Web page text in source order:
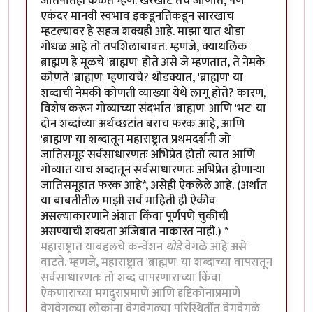
एकंदर मानवी स्वभाव इकडूनतिकडून सारखाच
म्हटल्यावर हे सहज शक्यही आहे. माझा यात थोडा
गोंधळ आहे तो तपशिलाबाबत. म्हणजे, क्याथलिक
ब्राह्मण हे मूळचे 'ब्राह्मण' होते असे जे म्हणतात, ते नेमके
कोणते 'ब्राह्मण' म्हणायचे? थोडक्यात, 'ब्राह्मण' या
शब्दाची नेमकी कोणती व्याख्या येथे लागू होते? कारण,
विशेष करून गोव्याच्या संदर्भात 'ब्राह्मण' आणि 'भट' या
दोन शब्दांच्या अर्थच्छटांत बराच फरक आहे, आणि
'ब्राह्मण' या शब्दातून महाराष्ट्रात प्रथमदर्शनी जो
जातिसमूह सर्वसाधारणतः अभिप्रेत होतो त्यात आणि
गोव्यात याच शब्दातून सर्वसाधारणतः अभिप्रेत होणार्‍या
जातिसमूहात फरक आहे*, असेही ऐकलेले आहे. (अर्थात
या बाबतीतील माझी सर्व माहिती ही ऐकीव
असल्याकारणाने अंशतः किंवा पूर्णपणे चुकीची
असण्याची शक्यता अजिबात नाकारत नाही.) *
महाराष्ट्रात याबद्दलचे कन्वेंशन थोडेवेगळे आहे असे
वाटते. म्हणजे, महाराष्ट्रात 'ब्राह्मण' या शब्दाच्या वापरातून
सर्वसाधारणतः तो शब्द वापरणाराच्या किंवा
ऐकणाराच्या मगदुराप्रमाणे आणि दृष्टिकोनाप्रमाणे